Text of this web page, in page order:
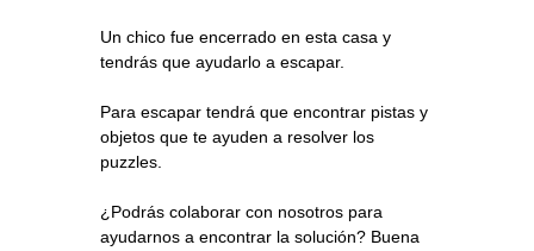
Un chico fue encerrado en esta casa y
tendrás que ayudarlo a escapar.
Para escapar tendrá que encontrar pistas y
objetos que te ayuden a resolver los
puzzles.
¿Podrás colaborar con nosotros para
ayudarnos a encontrar la solución? Buena